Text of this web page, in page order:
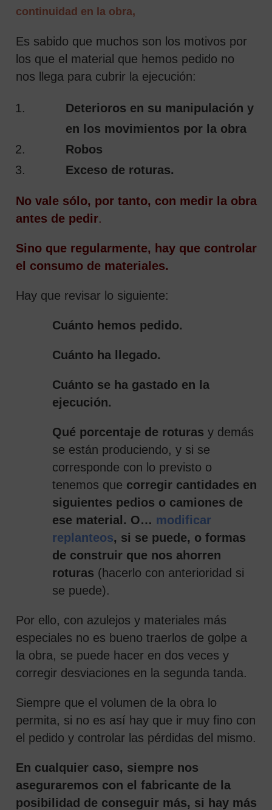
continuidad en la obra,
Es sabido que muchos son los motivos por
los que el material que hemos pedido no
nos llega para cubrir la ejecución:
Deterioros en su manipulación y
en los movimientos por la obra
Robos
Exceso de roturas.
No vale sólo, por tanto, con medir la obra
antes de pedir.
Sino que regularmente, hay que controlar
el consumo de materiales.
Hay que revisar lo siguiente:
Cuánto hemos pedido.
Cuánto ha llegado.
Cuánto se ha gastado en la
ejecución.
Qué porcentaje de roturas y demás
se están produciendo, y si se
corresponde con lo previsto o
tenemos que corregir cantidades en
siguientes pedios o camiones de
ese material. O… modificar
replanteos, si se puede, o formas
de construir que nos ahorren
roturas (hacerlo con anterioridad si
se puede).
Por ello, con azulejos y materiales más
especiales no es bueno traerlos de golpe a
la obra, se puede hacer en dos veces y
corregir desviaciones en la segunda tanda.
Siempre que el volumen de la obra lo
permita, si no es así hay que ir muy fino con
el pedido y controlar las pérdidas del mismo.
En cualquier caso, siempre nos
aseguraremos con el fabricante de la
posibilidad de conseguir más, si hay más